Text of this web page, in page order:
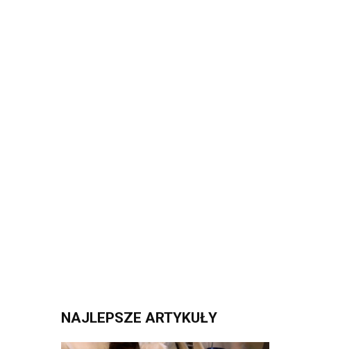
NAJLEPSZE ARTYKUŁY